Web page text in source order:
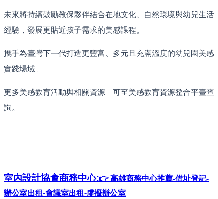
未來將持續鼓勵教保夥伴結合在地文化、自然環境與幼兒生活
經驗，發展更貼近孩子需求的美感課程。
攜手為臺灣下一代打造更豐富、多元且充滿溫度的幼兒園美感
實踐場域。
更多美感教育活動與相關資源，可至美感教育資源整合平臺查
詢。
室內設計協會商務中心:👉 高雄商務中心推薦-借址登記-
辦公室出租-會議室出租-虛擬辦公室